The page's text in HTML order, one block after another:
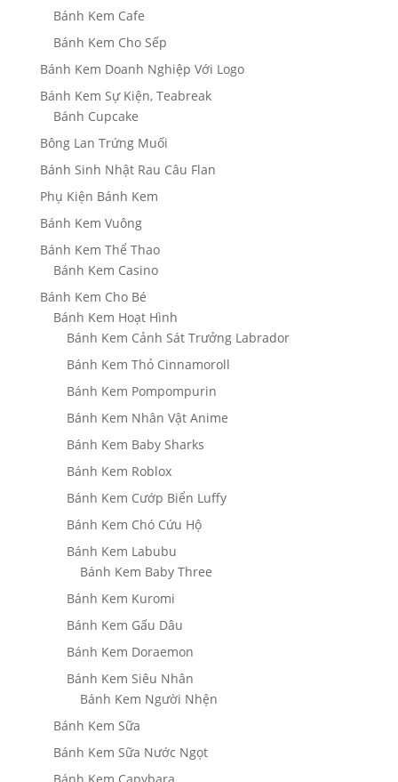
Bánh Kem Cafe
Bánh Kem Cho Sếp
Bánh Kem Doanh Nghiệp Với Logo
Bánh Kem Sự Kiện, Teabreak
Bánh Cupcake
Bông Lan Trứng Muối
Bánh Sinh Nhật Rau Câu Flan
Phụ Kiện Bánh Kem
Bánh Kem Vuông
Bánh Kem Thể Thao
Bánh Kem Casino
Bánh Kem Cho Bé
Bánh Kem Hoạt Hình
Bánh Kem Cảnh Sát Trưởng Labrador
Bánh Kem Thỏ Cinnamoroll
Bánh Kem Pompompurin
Bánh Kem Nhân Vật Anime
Bánh Kem Baby Sharks
Bánh Kem Roblox
Bánh Kem Cướp Biển Luffy
Bánh Kem Chó Cứu Hộ
Bánh Kem Labubu
Bánh Kem Baby Three
Bánh Kem Kuromi
Bánh Kem Gấu Dâu
Bánh Kem Doraemon
Bánh Kem Siêu Nhân
Bánh Kem Người Nhện
Bánh Kem Sữa
Bánh Kem Sữa Nước Ngọt